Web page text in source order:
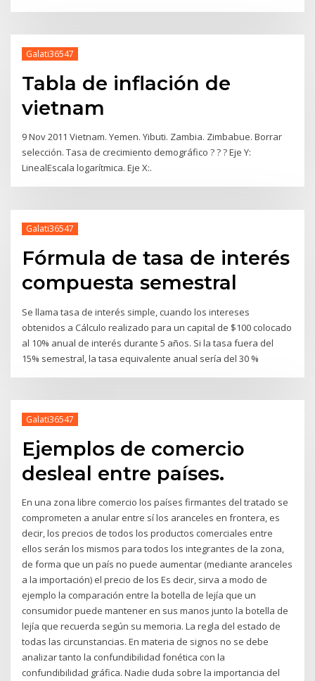
Galati36547
Tabla de inflación de
vietnam
9 Nov 2011 Vietnam. Yemen. Yibuti. Zambia. Zimbabue. Borrar
selección. Tasa de crecimiento demográfico ? ? ? Eje Y:
LinealEscala logarítmica. Eje X:.
Galati36547
Fórmula de tasa de interés
compuesta semestral
Se llama tasa de interés simple, cuando los intereses
obtenidos a Cálculo realizado para un capital de $100 colocado
al 10% anual de interés durante 5 años. Si la tasa fuera del
15% semestral, la tasa equivalente anual sería del 30 %
Galati36547
Ejemplos de comercio
desleal entre países.
En una zona libre comercio los países firmantes del tratado se
comprometen a anular entre sí los aranceles en frontera, es
decir, los precios de todos los productos comerciales entre
ellos serán los mismos para todos los integrantes de la zona,
de forma que un país no puede aumentar (mediante aranceles
a la importación) el precio de los Es decir, sirva a modo de
ejemplo la comparación entre la botella de lejía que un
consumidor puede mantener en sus manos junto la botella de
lejía que recuerda según su memoria. La regla del estado de
todas las circunstancias. En materia de signos no se debe
analizar tanto la confundibilidad fonética con la
confundibilidad gráfica. Nadie duda sobre la importancia del